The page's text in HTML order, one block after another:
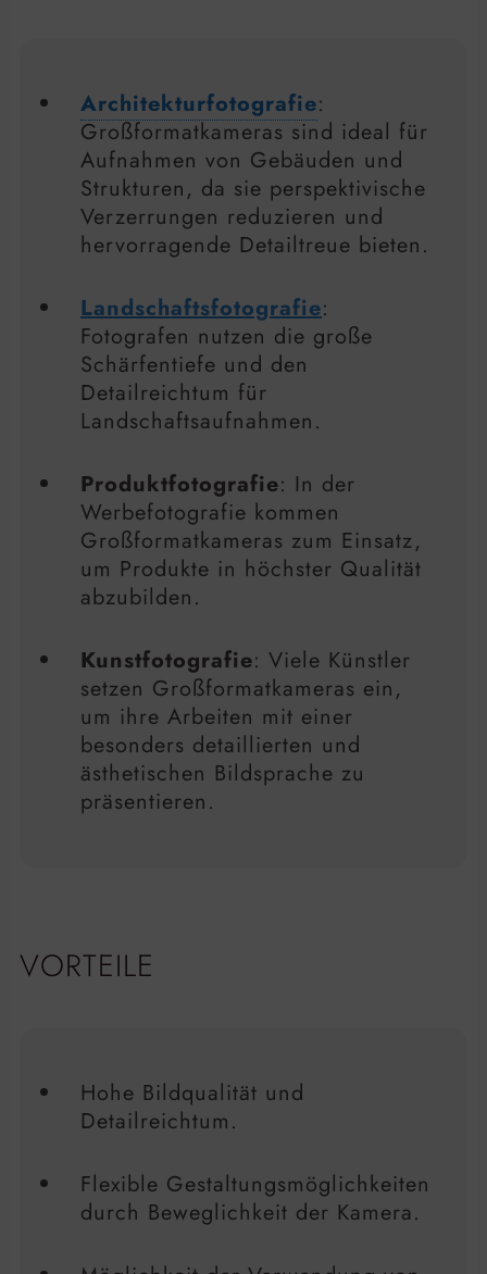
Architekturfotografie:
Großformatkameras sind ideal für
Aufnahmen von Gebäuden und
Strukturen, da sie perspektivische
Verzerrungen reduzieren und
hervorragende Detailtreue bieten.
Landschaftsfotografie:
Fotografen nutzen die große
Schärfentiefe und den
Detailreichtum für
Landschaftsaufnahmen.
Produktfotografie: In der
Werbefotografie kommen
Großformatkameras zum Einsatz,
um Produkte in höchster Qualität
abzubilden.
Kunstfotografie: Viele Künstler
setzen Großformatkameras ein,
um ihre Arbeiten mit einer
besonders detaillierten und
ästhetischen Bildsprache zu
präsentieren.
VORTEILE
Hohe Bildqualität und
Detailreichtum.
Flexible Gestaltungsmöglichkeiten
durch Beweglichkeit der Kamera.